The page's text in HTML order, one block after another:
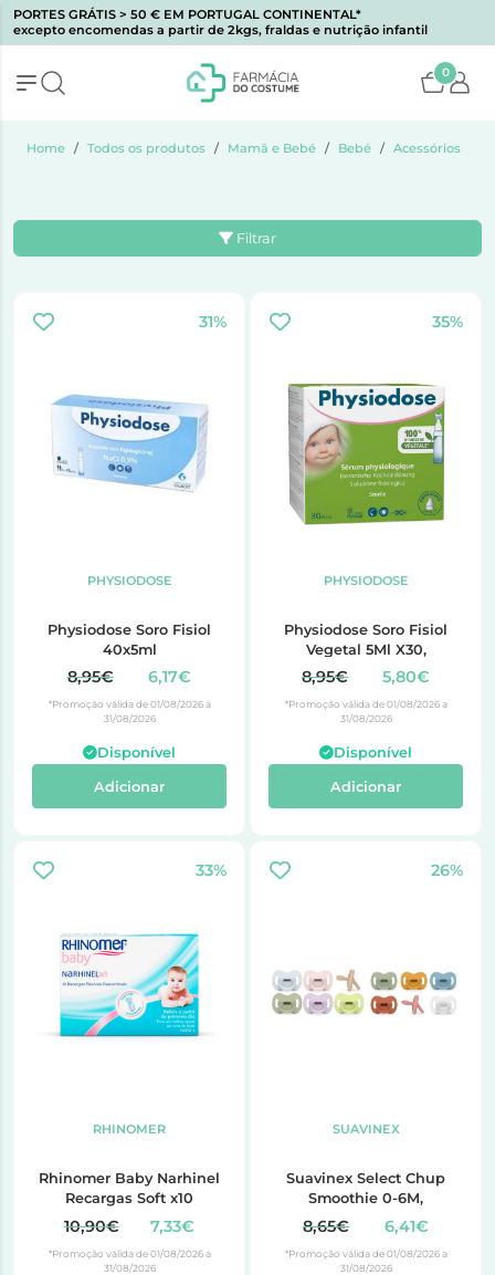
PORTES GRÁTIS > 50 € EM PORTUGAL CONTINENTAL*
excepto encomendas a partir de 2kgs, fraldas e nutrição infantil
0
Home Todos os produtos Mamã e Bebé Bebé Acessórios
Filtrar
31%
PHYSIODOSE
Physiodose Soro Fisiol
40x5ml
8,95€ 6,17€
*Promoção válida de 01/08/2026 a
31/08/2026
Disponível
Adicionar
35%
PHYSIODOSE
Physiodose Soro Fisiol
Vegetal 5Ml X30,
8,95€ 5,80€
*Promoção válida de 01/08/2026 a
31/08/2026
Disponível
Adicionar
33%
RHINOMER
Rhinomer Baby Narhinel
Recargas Soft x10
10,90€ 7,33€
*Promoção válida de 01/08/2026 a
31/08/2026
26%
SUAVINEX
Suavinex Select Chup
Smoothie 0-6M,
8,65€ 6,41€
*Promoção válida de 01/08/2026 a
31/08/2026